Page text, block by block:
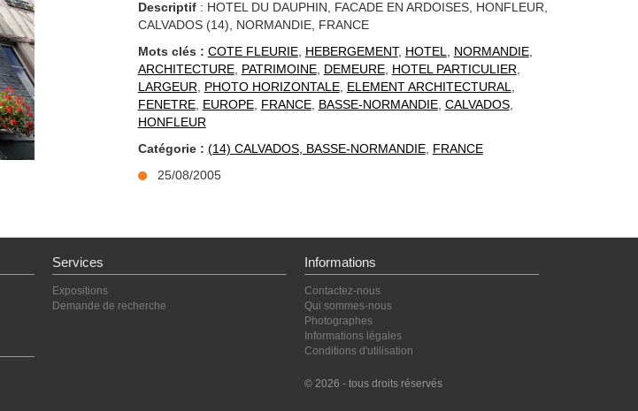
Descriptif: HOTEL DU DAUPHIN, FACADE EN ARDOISES, HONFLEUR,
CALVADOS (14), NORMANDIE, FRANCE
Mots clés : COTE FLEURIE, HEBERGEMENT, HOTEL NORMANDIE,
ARCHITECTURE, PATRIMOINE, DEMEURE, HOTEL PARTICULIER
LARGEUR
PHOTO HORIZONTALE, ELEMENT ARCHITECTURAL
FENETRE, EUROPE, FRANCE, BASSE-NORMANDIE, CALVADOS,
HONFLEUR
Catégorie : (14) CALVADOS, BASSE-NORMANDIE, FRANCE
25/08/2005
Services
Expositions
Demande de recherche
Informations
Contactez-nous
Qui sommes-nous
Photographes
Informations légales
Conditions d'utilisation
© 2026 - tous droits réservés